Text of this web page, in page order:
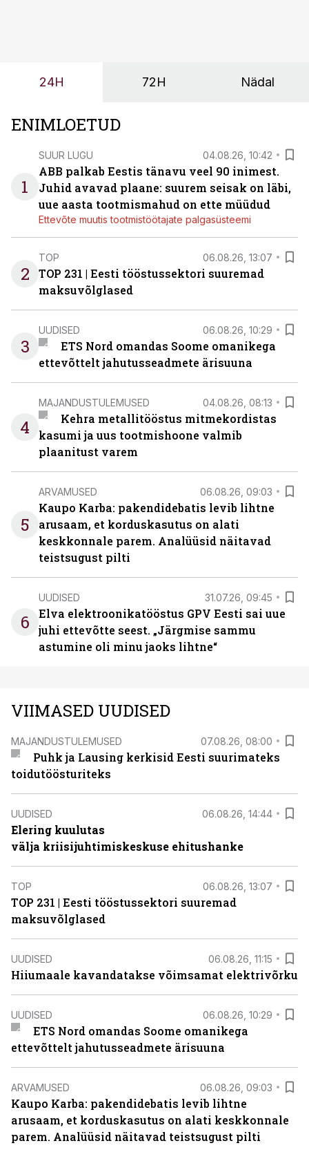
OÜ tegevjuht Sander Mitendorf.
24H 72H Nädal
ENIMLOETUD
1
SUUR LUGU 04.08.26, 10:42
ABB palkab Eestis tänavu veel 90 inimest.
Juhid avavad plaane: suurem seisak on läbi,
uue aasta tootmismahud on ette müüdud
Ettevõte muutis tootmistöötajate palgasüsteemi
2
TOP 06.08.26, 13:07
TOP 231 | Eesti tööstussektori suuremad
maksuvõlglased
3
UUDISED 06.08.26, 10:29
ETS Nord omandas Soome omanikega
ettevõttelt jahutusseadmete ärisuuna
4
MAJANDUSTULEMUSED 04.08.26, 08:13
Kehra metallitööstus mitmekordistas
kasumi ja uus tootmishoone valmib
plaanitust varem
5
ARVAMUSED 06.08.26, 09:03
Kaupo Karba: pakendidebatis levib lihtne
arusaam, et korduskasutus on alati
keskkonnale parem. Analüüsid näitavad
teistsugust pilti
6
UUDISED 31.07.26, 09:45
Elva elektroonikatööstus GPV Eesti sai uue
juhi ettevõtte seest. „Järgmise sammu
astumine oli minu jaoks lihtne“
VIIMASED UUDISED
MAJANDUSTULEMUSED 07.08.26, 08:00
Puhk ja Lausing kerkisid Eesti suurimateks
toidutöösturiteks
UUDISED 06.08.26, 14:44
Elering kuulutas
välja kriisijuhtimiskeskuse ehitushanke
TOP 06.08.26, 13:07
TOP 231 | Eesti tööstussektori suuremad
maksuvõlglased
UUDISED 06.08.26, 11:15
Hiiumaale kavandatakse võimsamat elektrivõrku
UUDISED 06.08.26, 10:29
ETS Nord omandas Soome omanikega
ettevõttelt jahutusseadmete ärisuuna
ARVAMUSED 06.08.26, 09:03
Kaupo Karba: pakendidebatis levib lihtne
arusaam, et korduskasutus on alati keskkonnale
parem. Analüüsid näitavad teistsugust pilti